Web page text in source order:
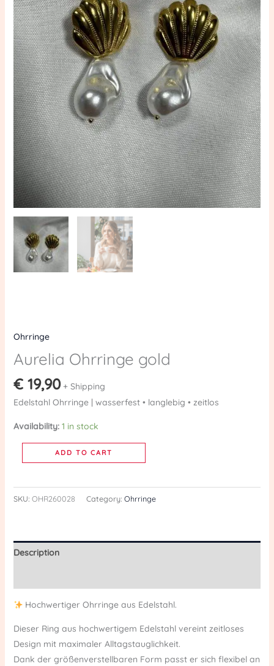
Ohrringe
Aurelia Ohrringe gold
€19,90 + Shipping
Edelstahl Ohrringe | wasserfest • langlebig • zeitlos
Availability: 1 in stock
ADD TO CART
SKU: OHR260028 Category: Ohrringe
Description
Hochwertiger Ohrringe aus Edelstahl.
Dieser Ring aus hochwertigem Edelstahl vereint zeitloses
Design mit maximaler Alltagstauglichkeit.
Dank der größenverstellbaren Form passt er sich flexibel an